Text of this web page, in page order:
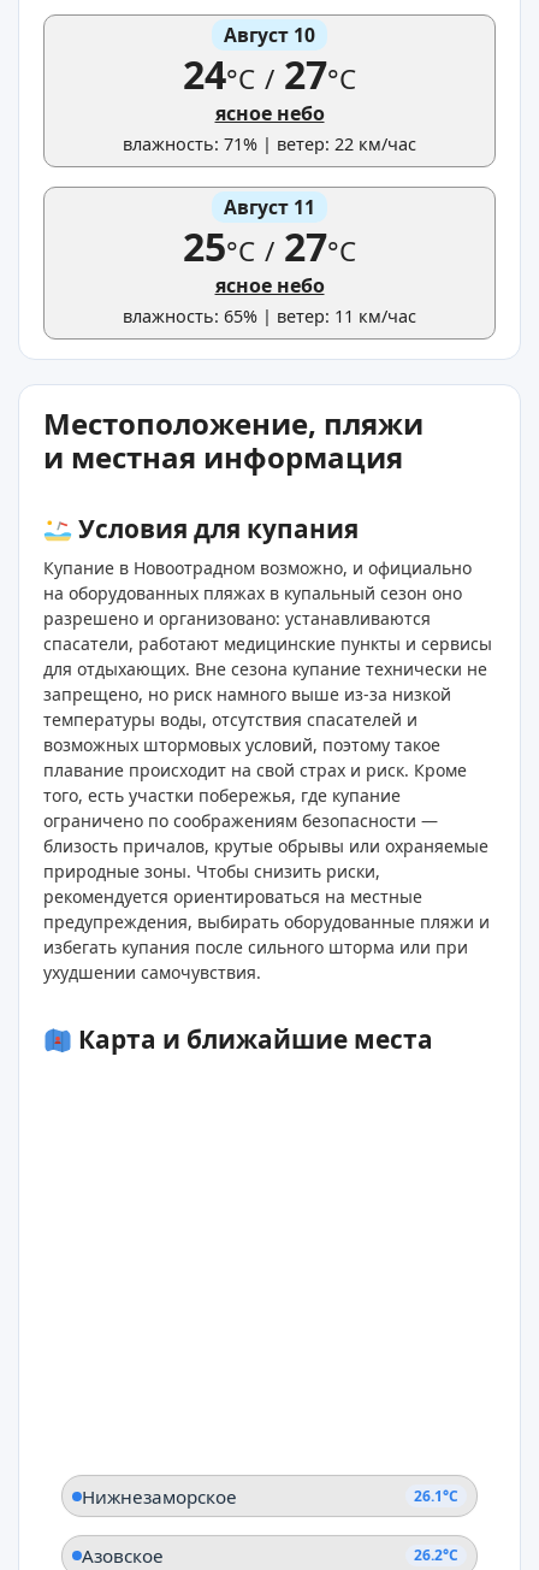
Август 10
24°C / 27°C
ясное небо
влажность: 71% | ветер: 22 км/час
Август 11
25°C / 27°C
ясное небо
влажность: 65% | ветер: 11 км/час
Местоположение, пляжи
и местная информация
Условия для купания
Купание в Новоотрадном возможно, и официально
на оборудованных пляжах в купальный сезон оно
разрешено и организовано: устанавливаются
спасатели, работают медицинские пункты и сервисы
для отдыхающих. Вне сезона купание технически не
запрещено, но риск намного выше из‑за низкой
температуры воды, отсутствия спасателей и
возможных штормовых условий, поэтому такое
плавание происходит на свой страх и риск. Кроме
того, есть участки побережья, где купание
ограничено по соображениям безопасности —
близость причалов, крутые обрывы или охраняемые
природные зоны. Чтобы снизить риски,
рекомендуется ориентироваться на местные
предупреждения, выбирать оборудованные пляжи и
избегать купания после сильного шторма или при
ухудшении самочувствия.
Карта и ближайшие места
Нижнезаморское 26.1°C
Азовское 26.2°C